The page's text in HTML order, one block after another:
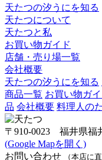
天たつの汐うにを知る
天たつについて
天たつと私
お買い物ガイド
店舗・売り場一覧
会社概要
天たつの汐うにを知る
商品一覧 お買い物ガ
品 会社概要 料理人の
〒910-0023 福井県福
(Google Mapを開く)
お問い合わせ
（本店に直